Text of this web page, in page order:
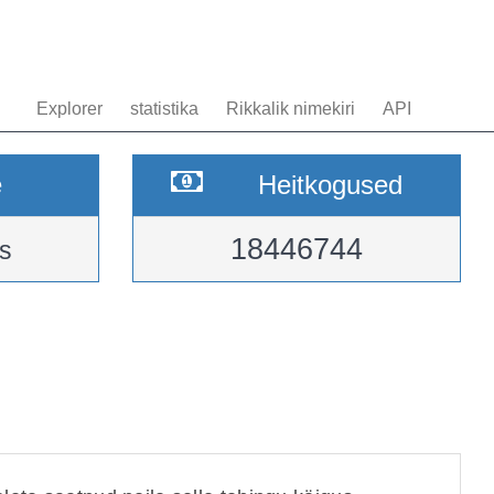
Explorer statistika Rikkalik nimekiri API
Heitkogused
18446744